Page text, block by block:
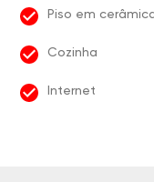
Piso em
Cozinha
Internet